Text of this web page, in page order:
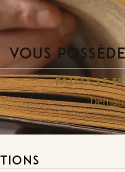
VOUS
FAITES-LE